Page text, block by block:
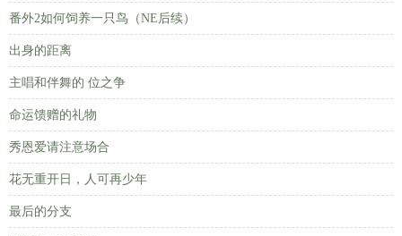
番外2如何饲养一只鸟（NE后续）
出身的距离
主唱和伴舞的 位之争
命运馈赠的礼物
秀恩爱请注意场合
花无重开日，人可再少年
最后的分支